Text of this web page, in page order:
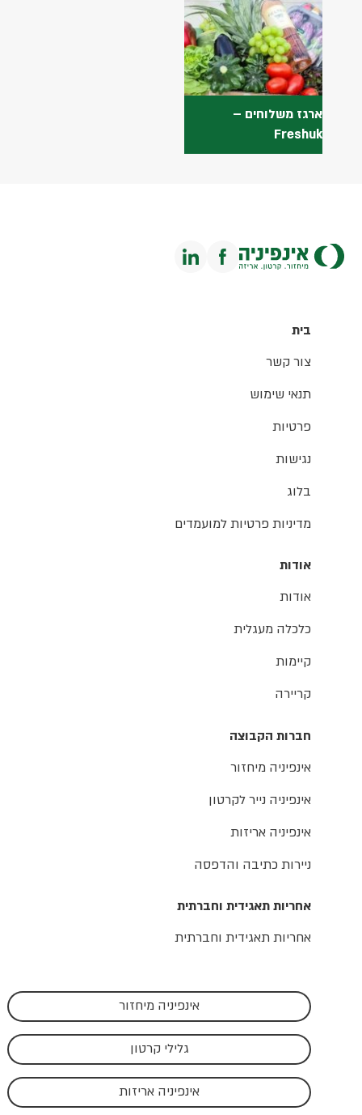
ארגז משלוחים –
Freshuk
בית
צור קשר
תנאי שימוש
פרטיות
נגישות
בלוג
מדיניות פרטיות למועמדים
אודות
אודות
כלכלה מעגלית
קיימות
קריירה
חברות הקבוצה
אינפיניה מיחזור
אינפיניה נייר לקרטון
אינפיניה אריזות
ניירות כתיבה והדפסה
אחריות תאגידית וחברתית
אחריות תאגידית וחברתית
אינפיניה מיחזור
גלילי קרטון
אינפיניה אריזות